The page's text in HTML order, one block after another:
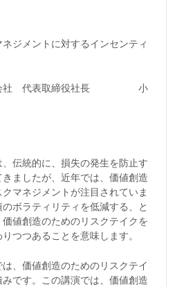
ネジメントに対するインセンティ
式会社 代表取締役社長 小
伝統的に、損失の発生を防止す
ましたが、近年では、価値創造
マネジメントが注目されていま
ボラティリティを低減する、と
値創造のためのリスクテイクを
つつあることを意味します。
、価値創造のためのリスクテイ
です。この講演では、価値創造